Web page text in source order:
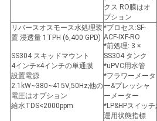
クス RO膜はオ
プション
リバースオスモース水処理装
置 浸透量 1TPH (6,400 GPD)
SS304 スキッドマウント
4インチ×4インチの単通膜
設置電源
2.1kW~380~415V,50Hz;他の
電圧はオプション
給水TDS<2000ppm
*プロセス:SF-
ACF-IXF-RO
*前処理: 3 ×
SS304 タンク
*uPVC用水管
*フラワーメータ
ー&プレッシャ
ーメーター
*LP&HPスイッチ;
運用状態指標